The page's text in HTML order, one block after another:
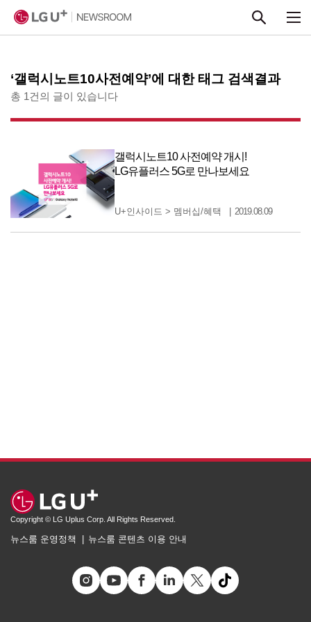
‘갤럭시노트10사전예약’에 대한 태그 검색결과
총 1건의 글이 있습니다
갤럭시노트10 사전예약 개시!
LG유플러스 5G로 만나보세요
U+인사이드 > 멤버십/혜택 2019.08.09
Copyright © LG Uplus Corp. All Rights Reserved.
뉴스룸 운영정책 뉴스룸 콘텐츠 이용 안내